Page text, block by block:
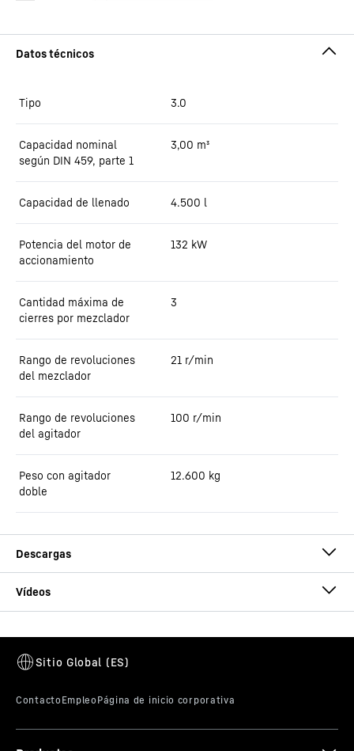
Tipo 3.0
Capacidad nominal
según DIN 459, parte 1
3,00 m³
Capacidad de llenado 4.500 l
Potencia del motor de
accionamiento
132 kW
Cantidad máxima de
cierres por mezclador
3
Rango de revoluciones
del mezclador
21 r/min
Rango de revoluciones
del agitador
100 r/min
Peso con agitador
doble
12.600 kg
Folleto mezcladoras de eje vertical
datos, incluida su dirección IP, se transmiten a Google, y pueden
ser almacenados y procesados por Google, también para sus
país, en particular en EE. UU.**. No tenemos influencia sobre el